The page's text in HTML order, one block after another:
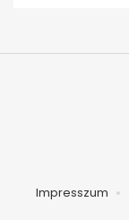
Impresszum